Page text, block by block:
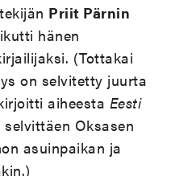
Priit Pärnin
hänen
(Tottakai
on selvitetty juurta
aiheesta Eesti
selvittäen Oksasen
asuinpaikan ja